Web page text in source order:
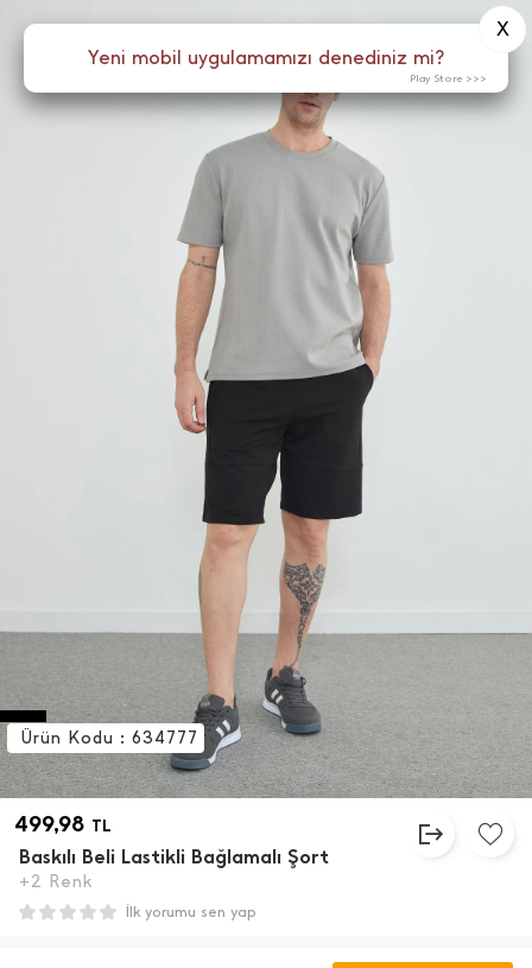
Menü
499,98 TL
Baskılı Beli Lastikli Bağlamalı Şort
+2 Renk
Ürün Kodu : 634777
İlk yorumu sen yap
Yeni mobil uygulamamızı denediniz mi?
X
Play Store >>>